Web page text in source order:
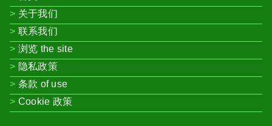
关于我们
联系我们
浏览 the site
隐私政策
条款 of use
Cookie 政策